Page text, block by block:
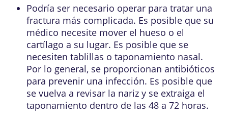
Podría ser necesario operar para tratar una
fractura más complicada. Es posible que su
médico necesite mover el hueso o el
cartílago a su lugar. Es posible que se
necesiten tablillas o taponamiento nasal.
Por lo general, se proporcionan antibióticos
para prevenir una infección. Es posible que
se vuelva a revisar la nariz y se extraiga el
taponamiento dentro de las 48 a 72 horas.